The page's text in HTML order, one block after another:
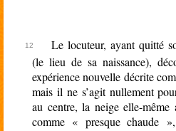
Le locuteur, ayant quitté
(le lieu de sa naissance),
expérience nouvelle décrite
mais il ne s’agit nullement
au centre, la neige elle-même
comme « presque chaude